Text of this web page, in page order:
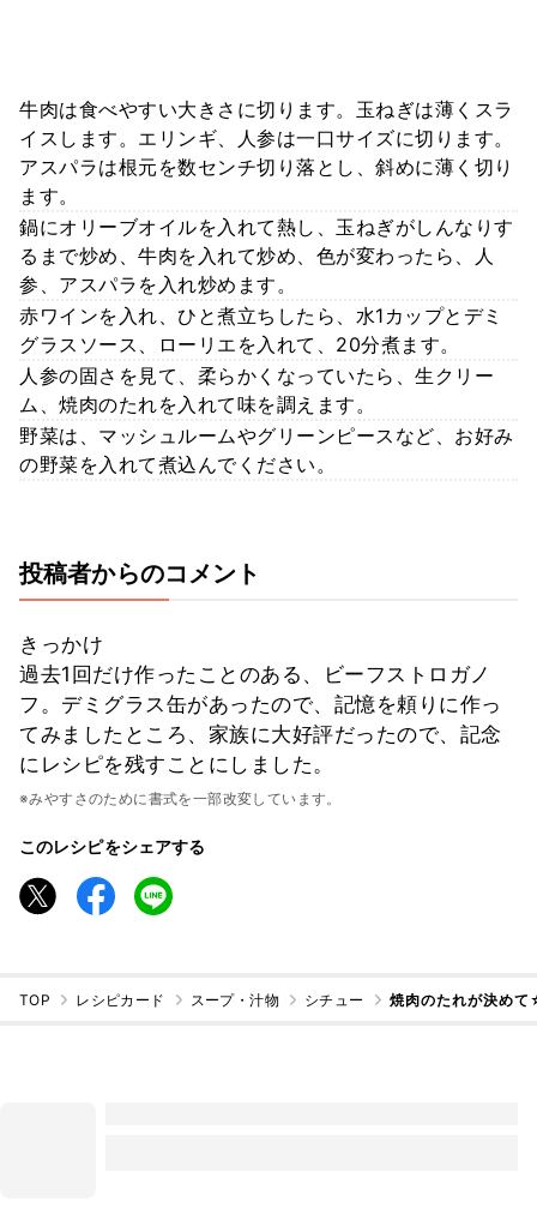
牛肉は食べやすい大きさに切ります。玉ねぎは薄くスラ
イスします。エリンギ、人参は一口サイズに切ります。
アスパラは根元を数センチ切り落とし、斜めに薄く切り
ます。
鍋にオリーブオイルを入れて熱し、玉ねぎがしんなりす
るまで炒め、牛肉を入れて炒め、色が変わったら、人
参、アスパラを入れ炒めます。
赤ワインを入れ、ひと煮立ちしたら、水1カップとデミ
グラスソース、ローリエを入れて、20分煮ます。
人参の固さを見て、柔らかくなっていたら、生クリー
ム、焼肉のたれを入れて味を調えます。
野菜は、マッシュルームやグリーンピースなど、お好み
の野菜を入れて煮込んでください。
投稿者からのコメント
きっかけ
過去1回だけ作ったことのある、ビーフストロガノ
フ。デミグラス缶があったので、記憶を頼りに作っ
てみましたところ、家族に大好評だったので、記念
にレシピを残すことにしました。
※みやすさのために書式を一部改変しています。
このレシピをシェアする
TOP レシピカード スープ・汁物 シチュー 焼肉のたれが決め